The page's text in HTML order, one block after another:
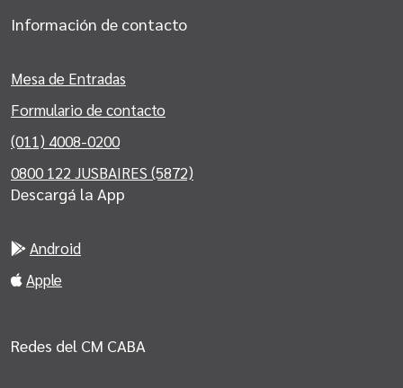
Información de contacto
Mesa de Entradas
Formulario de contacto
(011) 4008-0200
0800 122 JUSBAIRES (5872)
Descargá la App
Android
Apple
Redes del CM CABA